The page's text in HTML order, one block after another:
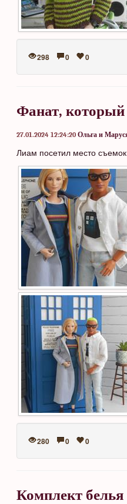
298 0 0
Фанат, который
27.01.2024 12:24:20 Ольга и
Лиам посетил место
280 0 0
Комплект белья